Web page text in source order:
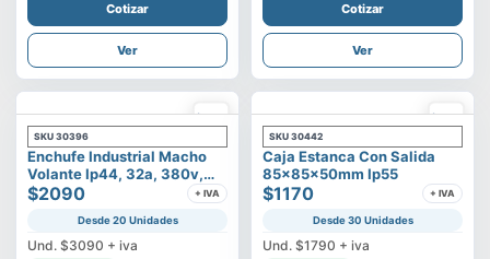
Cotizar
Ver
Cotizar
Ver
SKU 30396
Enchufe Industrial Macho
Volante Ip44, 32a, 380v,
3p+t
$2090 + IVA
Desde 20 Unidades
Und. $3090 + iva
SKU 30442
Caja Estanca Con Salida
85x85x50mm Ip55
$1170 + IVA
Desde 30 Unidades
Und. $1790 + iva